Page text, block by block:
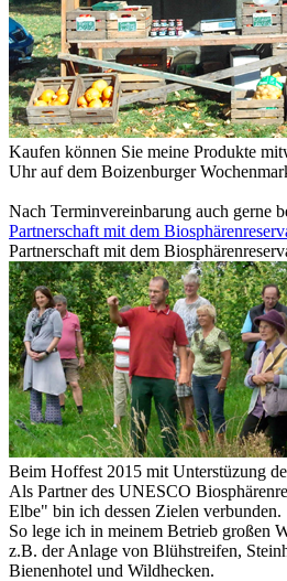
Kaufen können Sie meine Produkte
Uhr auf dem Boizenburger
Nach Terminvereinbarung auch gerne
Partnerschaft mit dem
Partnerschaft mit dem
Beim Hoffest 2015 mit Unterstüzung
Als Partner des UNESCO
Elbe" bin ich dessen Zielen verbunden.
So lege ich in meinem Betrieb großen
z.B. der Anlage von Blühstreifen,
Bienenhotel und Wildhecken.